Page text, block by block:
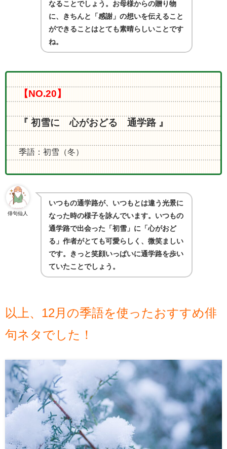
なることでしょう。お母様からの贈り物
に、きちんと「感謝」の想いを伝えること
ができることはとても素晴らしいことです
ね。
【NO.20】
『 初雪に 心がおどる 通学路 』
季語：初雪（冬）
俳句仙人
いつもの通学路が、いつもとは違う光景に
なった時の様子を詠んでいます。いつもの
通学路で出会った「初雪」に「心がおど
る」作者がとても可愛らしく、微笑ましい
です。きっと笑顔いっぱいに通学路を歩い
ていたことでしょう。
以上、12月の季語を使ったおすすめ俳
句ネタでした！